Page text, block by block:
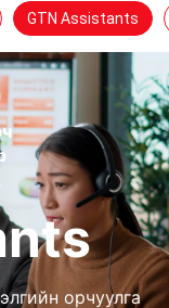
GTN Assistants
орчуулга